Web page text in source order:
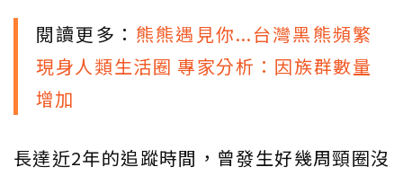
閱讀更多： 熊熊遇見你...台灣黑熊頻繁
現身人類生活圈 專家分析：因族群數量
增加
長達近2年的追蹤時間，曾發生好幾周頸圈沒